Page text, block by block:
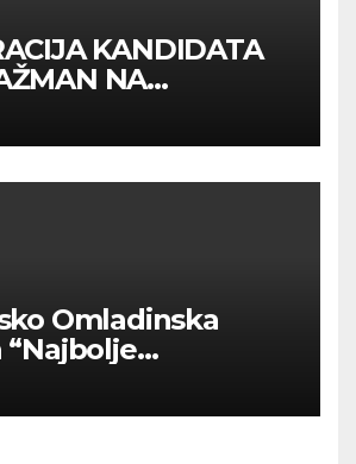
KANDIDATA
NA
Omladinska